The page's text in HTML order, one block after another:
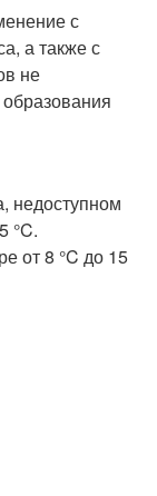
с
а также с
не
недоступном
°C.
от 8 °C до 15